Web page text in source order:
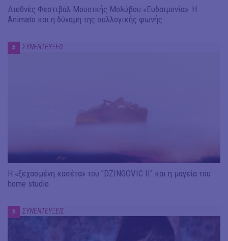
Διεθνές Φεστιβάλ Μουσικής Μολύβου «Ευδαιμονία»: Η
Animato και η δύναμη της συλλογικής φωνής
# ΣΥΝΕΝΤΕΥΞΕΙΣ
Η «ξεχασμένη κασέτα» του "DZINGOVIC II" και η μαγεία του
home studio
# ΣΥΝΕΝΤΕΥΞΕΙΣ